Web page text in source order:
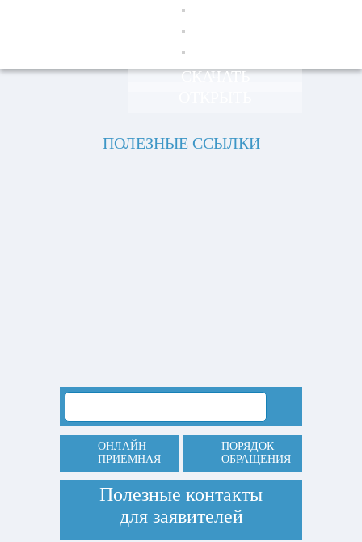
СКАЧАТЬ
ПОЛЕЗНЫЕ ССЫЛКИ
ОНЛАЙН
ПРИЕМНАЯ
ПОРЯДОК
ОБРАЩЕНИЯ
Полезные контакты
для заявителей